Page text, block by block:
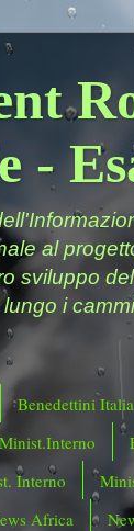
-
al
sviluppo
i
Benedettini Italia
Interno
Africa